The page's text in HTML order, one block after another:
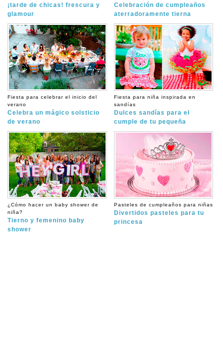
¡tarde de chicas! frescura y
glamour
Celebración de cumpleaños
aterradoramente tierna
Fiesta para celebrar el inicio del
verano
Celebra un mágico solsticio
de verano
Fiesta para niña inspirada en
sandías
Dulces sandías para el
cumple de tu pequeña
¿Cómo hacer un baby shower de
niña?
Tierno y femenino baby
shower
Pasteles de cumpleaños para niñas
Divertidos pasteles para tu
princesa